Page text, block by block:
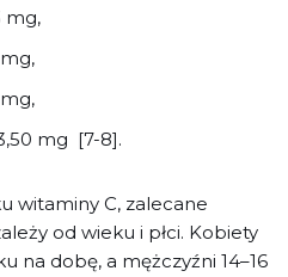
mg,
mg [7-8].
witaminy C, zalecane
od wieku i płci. Kobiety
na dobę, a mężczyźni 14–16